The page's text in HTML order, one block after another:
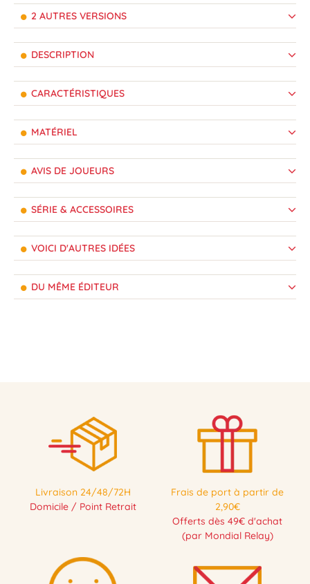
2 AUTRES VERSIONS
DESCRIPTION
CARACTÉRISTIQUES
MATÉRIEL
AVIS DE JOUEURS
SÉRIE & ACCESSOIRES
VOICI D'AUTRES IDÉES
DU MÊME ÉDITEUR
Livraison 24/48/72H
Domicile / Point Retrait
Frais de port à partir de
2,90€
Offerts dès 49€ d'achat
(par Mondial Relay)